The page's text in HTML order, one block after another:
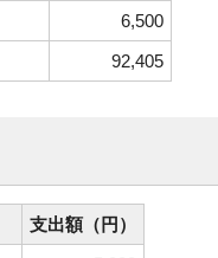
6,500
92,405
支出額（円）